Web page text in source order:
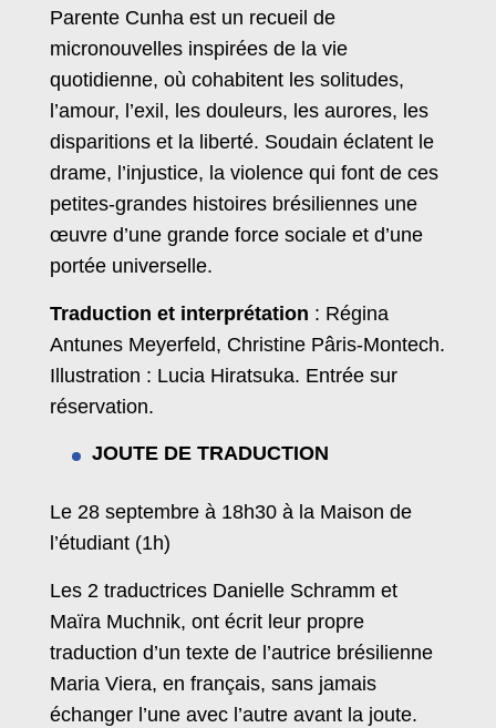
Parente Cunha est un recueil de
micronouvelles inspirées de la vie
quotidienne, où cohabitent les solitudes,
l’amour, l’exil, les douleurs, les aurores, les
disparitions et la liberté. Soudain éclatent le
drame, l’injustice, la violence qui font de ces
petites-grandes histoires brésiliennes une
œuvre d’une grande force sociale et d’une
portée universelle.
Traduction et interprétation : Régina
Antunes Meyerfeld, Christine Pâris-Montech.
Illustration : Lucia Hiratsuka. Entrée sur
réservation.
JOUTE DE TRADUCTION
Le 28 septembre à 18h30 à la Maison de
l’étudiant (1h)
Les 2 traductrices Danielle Schramm et
Maïra Muchnik, ont écrit leur propre
traduction d’un texte de l’autrice brésilienne
Maria Viera, en français, sans jamais
échanger l’une avec l’autre avant la joute.